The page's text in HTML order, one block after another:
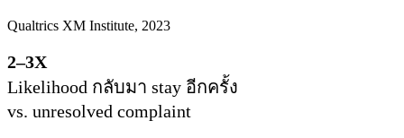
Qualtrics XM Institute, 2023
2–3X
Likelihood กลับมา stay อีกครั้ง
vs. unresolved complaint